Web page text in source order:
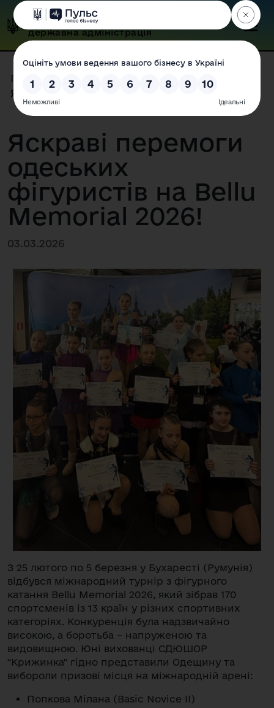
Одеська обласна
державна адміністрація
Головна Прес-центр | Новини
|
Яскраві перемоги
одеських
фігуристів на Bellu
Memorial 2026!
03.03.2026
З 25 лютого по 5 березня у Бухаресті (Румунія)
відбувся міжнародний турнір з фігурного
катання Bellu Memorial 2026, який зібрав 170
спортсменів із 13 країн у різних спортивних
категоріях. Конкуренція була надзвичайно
високою, а боротьба – напруженою та
видовищною. Юні вихованці СДЮШОР
"Крижинка" гідно представили Одещину та
вибороли призові місця на міжнародній арені:
Попкова Мілана (Basic Novice II)